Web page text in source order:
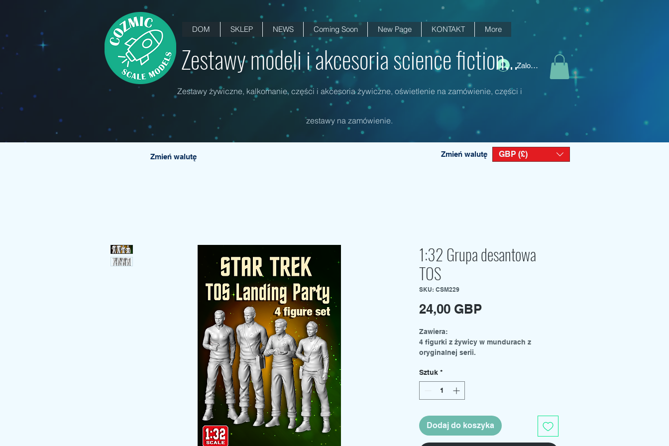
DOM SKLEP NEWS Coming Soon New Page KONTAKT More
Zaloguj się
Zestawy modeli i akcesoria science fiction...
Zestawy żywiczne, kalkomanie, części i akcesoria żywiczne, oświetlenie na zamówienie, części i
zestawy na zamówienie.
Zmień walutę Zmień walutę GBP (£)
1:32 Grupa desantowa
TOS
SKU: CSM229
24,00 GBPCena
Zawiera:
4 figurki z żywicy w mundurach z
oryginalnej serii.
Sztuk *
Dodaj do koszyka